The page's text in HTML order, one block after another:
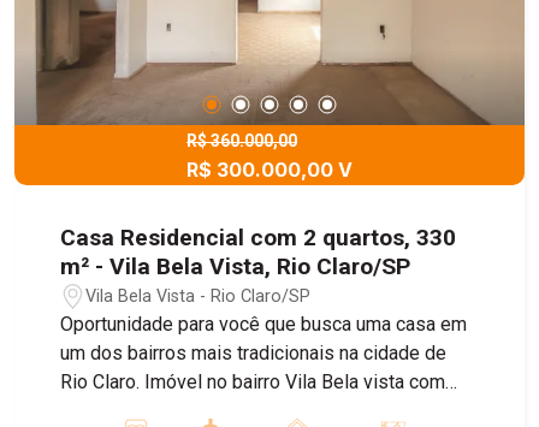
R$ 360.000,00
R$ 300.000,00 V
Casa Residencial com 2 quartos, 330
m² - Vila Bela Vista, Rio Claro/SP
Vila Bela Vista - Rio Claro/SP
Oportunidade para você que busca uma casa em
um dos bairros mais tradicionais na cidade de
Rio Claro. Imóvel no bairro Vila Bela vista com